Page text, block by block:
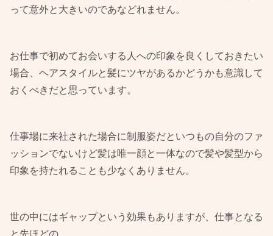
って意外と大きいのであなどれません。
お仕事で初めてお会いする人への印象を良くしておきたい
場合、ヘアスタイルと髪にツヤがあるかどうかも意識して
おくべきだと思っています。
仕事場に来社された場合に制服姿だといつもの自分のファ
ッションでないけど髪は唯一顔と一体なので髪や髪型から
印象を持たれることも少なくありません。
世の中にはギャップという効果もありますが、仕事となる
と先ほどの、